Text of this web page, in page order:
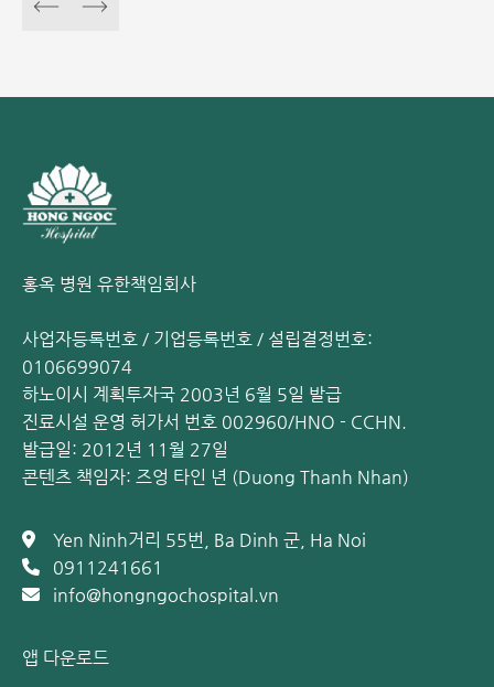
홍옥 병원 유한책임회사
사업자등록번호 / 기업등록번호 / 설립결정번호:
0106699074
하노이시 계획투자국 2003년 6월 5일 발급
진료시설 운영 허가서 번호 002960/HNO - CCHN.
발급일: 2012년 11월 27일
콘텐츠 책임자: 즈엉 타인 년 (Duong Thanh Nhan)
Yen Ninh거리 55번, Ba Dinh 군, Ha Noi
0911241661
info@hongngochospital.vn
앱 다운로드